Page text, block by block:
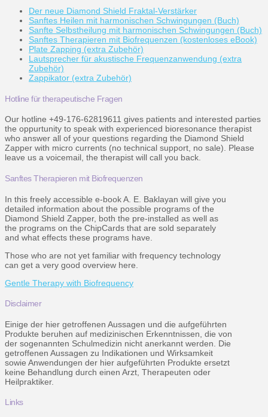
Der neue Diamond Shield Fraktal-Verstärker
Sanftes Heilen mit harmonischen Schwingungen (Buch)
Sanfte Selbstheilung mit harmonischen Schwingungen (Buch)
Sanftes Therapieren mit Biofrequenzen (kostenloses eBook)
Plate Zapping (extra Zubehör)
Lautsprecher für akustische Frequenzanwendung (extra
Zubehör)
Zappikator (extra Zubehör)
Hotline für therapeutische Fragen
Our hotline +49-176-62819611 gives patients and interested parties
the oppurtunity to speak with experienced bioresonance therapist
who answer all of your questions regarding the Diamond Shield
Zapper with micro currents (no technical support, no sale). Please
leave us a voicemail, the therapist will call you back.
Sanftes Therapieren mit Biofrequenzen
In this freely accessible e-book A. E. Baklayan will give you
detailed information about the possible programs of the
Diamond Shield Zapper, both the pre-installed as well as
the programs on the ChipCards that are sold separately
and what effects these programs have.
Those who are not yet familiar with frequency technology
can get a very good overview here.
Gentle Therapy with Biofrequency
Disclaimer
Einige der hier getroffenen Aussagen und die aufgeführten
Produkte beruhen auf medizinischen Erkenntnissen, die von
der sogenannten Schulmedizin nicht anerkannt werden. Die
getroffenen Aussagen zu Indikationen und Wirksamkeit
sowie Anwendungen der hier aufgeführten Produkte ersetzt
keine Behandlung durch einen Arzt, Therapeuten oder
Heilpraktiker.
Links